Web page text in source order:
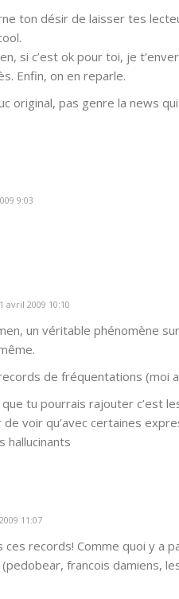
ton désir de laisser tes
si c’est ok pour toi, je
Enfin, on en reparle.
original, pas genre la news
9:03
1 avril 2009 10:10
un véritable phénomène
de fréquentations (moi
tu pourrais rajouter c’est
voir qu’avec certaines
hallucinants
11:07
ces records! Comme quoi y a
francois damiens,